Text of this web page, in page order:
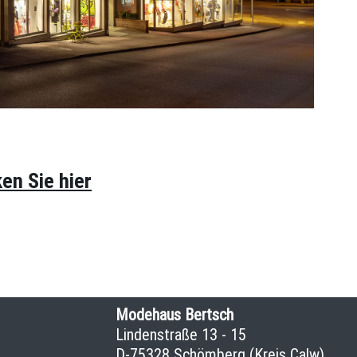
Schömberg!
Sie hier
Modehaus Bertsch
Lindenstraße 13 - 15